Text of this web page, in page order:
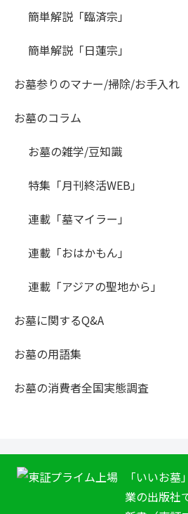
簡単解説「臨済宗」
簡単解説「日蓮宗」
お墓参りのマナー/掃除/お手入れ
お墓のコラム
お墓の雑学/豆知識
特集「月刊終活WEB」
連載「墓マイラー」
連載「おはかもん」
連載「アジアの聖地から」
お墓に関するQ&A
お墓の用語集
お墓の消費者全国実態調査
「いいお
業の出版社